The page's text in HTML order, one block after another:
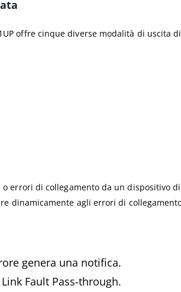
offre cinque diverse modalità di uscita
errori di collegamento da un dispositivo
agli errori di
genera una notifica.
Fault Pass-through.